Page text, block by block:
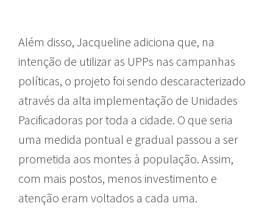
Além disso, Jacqueline adiciona que, na
intenção de utilizar as UPPs nas campanhas
políticas, o projeto foi sendo descaracterizado
através da alta implementação de Unidades
Pacificadoras por toda a cidade. O que seria
uma medida pontual e gradual passou a ser
prometida aos montes à população. Assim,
com mais postos, menos investimento e
atenção eram voltados a cada uma.